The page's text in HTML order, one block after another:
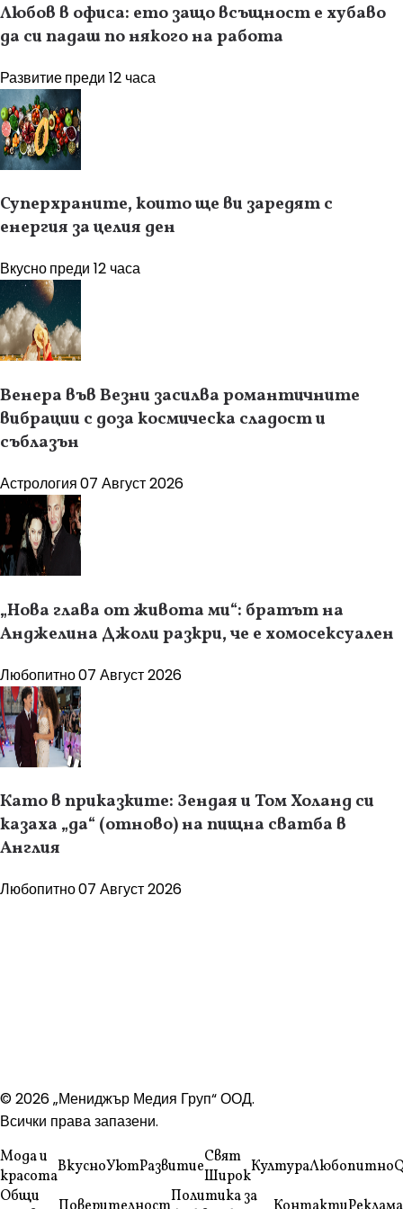
Любов в офиса: ето защо всъщност е хубаво
да си падаш по някого на работа
Развитиепреди 12 часа
Суперхраните, които ще ви заредят с
енергия за целия ден
Вкуснопреди 12 часа
Венера във Везни засилва романтичните
вибрации с доза космическа сладост и
съблазън
Астрология07 Август 2026
„Нова глава от живота ми“: братът на
Анджелина Джоли разкри, че е хомосексуален
Любопитно07 Август 2026
Като в приказките: Зендая и Том Холанд си
казаха „да“ (отново) на пищна сватба в
Англия
Любопитно07 Август 2026
© 2026 „Мениджър Медия Груп“ ООД.
Всички права запазени.
Мода и
красотаВкусноУютРазвитиеСвят
ШирокКултураЛюбопитно
Общи
Политика за